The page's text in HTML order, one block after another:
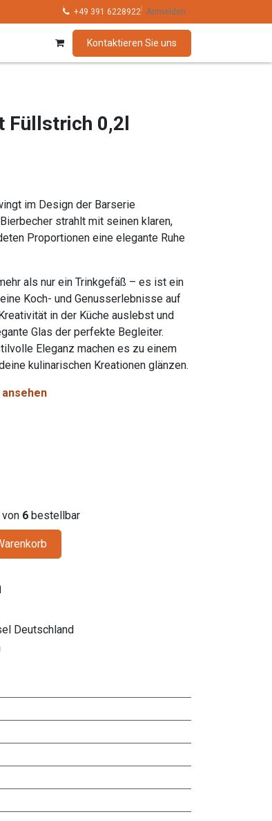
Kollektionen Marken
+49 391 6228922 Anmelden
Kontaktieren Sie uns
Füllstrich 0,2l
im Design der Barserie
strahlt mit seinen klaren,
Proportionen eine elegante Ruhe
als nur ein Trinkgefäß – es ist ein
Koch- und Genusserlebnisse auf
in der Küche auslebst und
Glas der perfekte Begleiter.
Eleganz machen es zu einem
kulinarischen Kreationen glänzen.
6 bestellbar
Deutschland